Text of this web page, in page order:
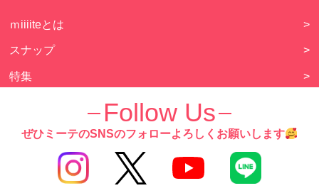
Follow Us
ぜひミーテのSNSのフォローよろしくお願いします
ｍiiiiteとは >
スナップ >
特集 >
ファッション
恋愛・結婚